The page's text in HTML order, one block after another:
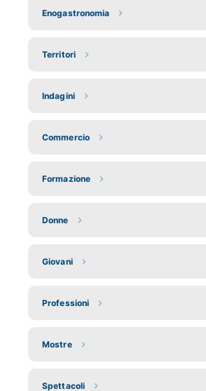
Enogastronomia
Territori
Indagini
Commercio
Formazione
Donne
Giovani
Professioni
Mostre
Spettacoli